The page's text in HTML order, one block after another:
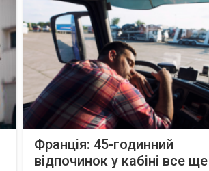
Франція: 45-годинний
відпочинок у кабіні все ще